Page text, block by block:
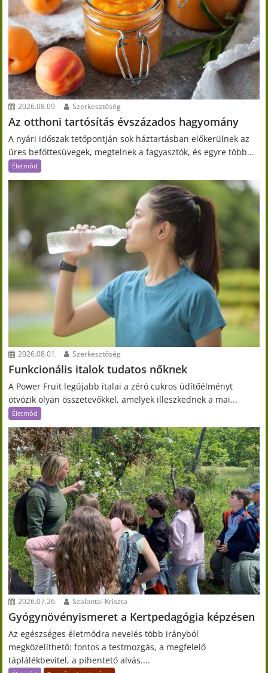
2026.08.09. Szerkesztőség
Az otthoni tartósítás évszázados hagyomány
A nyári időszak tetőpontján sok háztartásban előkerülnek az
üres befőttesüvegek, megtelnek a fagyasztók, és egyre több...
Életmód
2026.08.01. Szerkesztőség
Funkcionális italok tudatos nőknek
A Power Fruit legújabb italai a zéró cukros üdítőélményt
ötvözik olyan összetevőkkel, amelyek illeszkednek a mai...
Életmód
2026.07.26. Szalontai Kriszta
Gyógynövényismeret a Kertpedagógia képzésen
Az egészséges életmódra nevelés több irányból
megközelíthető: fontos a testmozgás, a megfelelő
táplálékbevitel, a pihentető alvás....